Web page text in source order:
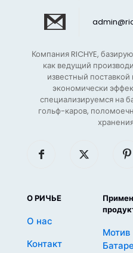
Компания RICHYE,
как ведущий
известный
экономически
специализируемся на
гольф-каров,
О РИЧЬЕ
О нас
Контакт
Мотив